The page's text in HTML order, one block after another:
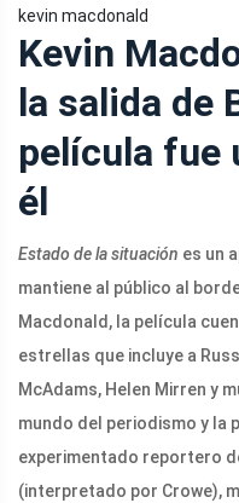
kevin macdonald
Kevin
la salida de
película fue
él
Estado de la situación es un
mantiene al público al
Macdonald, la película
estrellas que incluye a
McAdams, Helen Mirren y
mundo del periodismo y la
experimentado reportero
(interpretado por Crowe),